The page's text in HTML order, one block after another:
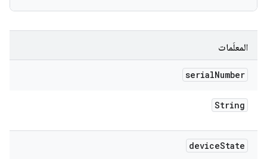
المعلَمات
serialNumber
String
deviceState